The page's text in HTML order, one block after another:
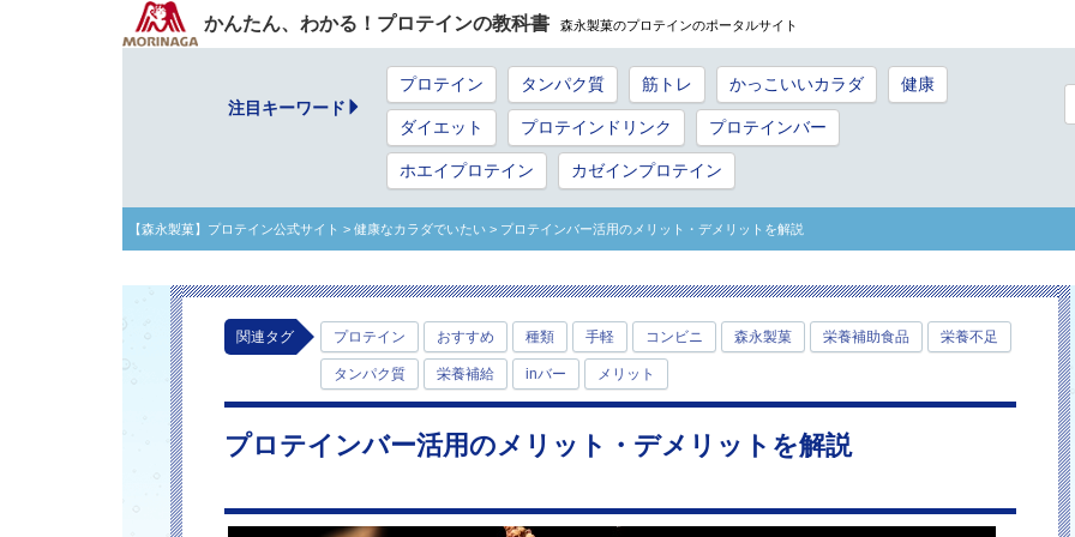
かんたん、わかる！プロテインの教科書 森永製菓のプロテインのポータルサイト
注目キーワード
プロテイン タンパク質 筋トレ かっこいいカラダ 健康
ダイエット プロテインドリンク プロテインバー
ホエイプロテイン カゼインプロテイン
【森永製菓】プロテイン公式サイト > 健康なカラダでいたい > プロテインバー活用のメリット・デメリットを解説
関連タグ プロテイン おすすめ 種類 手軽 コンビニ 森永製菓 栄養補助食品 栄養不足
タンパク質 栄養補給 inバー メリット
プロテインバー活用のメリット・デメリットを解説